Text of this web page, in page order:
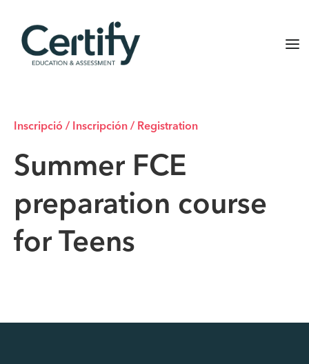
Inscripció / Inscripción / Registration
Summer FCE
preparation course
for Teens